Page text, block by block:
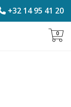
+32 14 95 41 20
0